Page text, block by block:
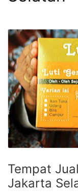
Tempat
Jakarta